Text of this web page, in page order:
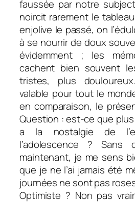
faussée par notre
noircit rarement le
enjolive le passé, on
à se nourrir de doux
évidemment ; les
cachent bien souvent
tristes, plus
valable pour tout le
en comparaison, le
Question : est-ce que
a la nostalgie de
l’adolescence ? Sans
maintenant, je me sens
que je ne l’ai jamais été
journées ne sont pas
Optimiste ? Non pas